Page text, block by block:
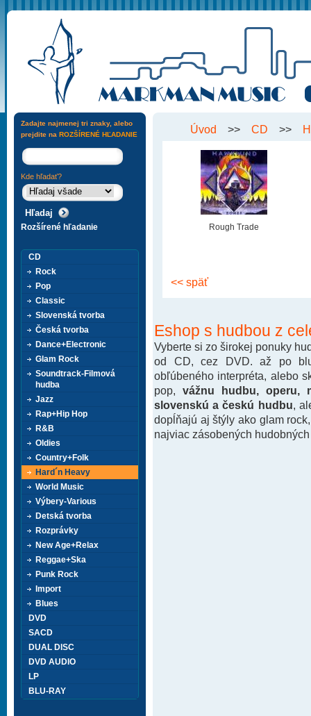
Úvod >> CD >>
Rough Trade
<< späť
Eshop s hudbou z
Vyberte si zo širokej ponuky
od CD, cez DVD. až po
obľúbeného interpréta, alebo
pop, vážnu hudbu, operu,
slovenskú a českú hudbu ,
dopĺňajú aj štýly ako glam
najviac zásobených
Zadajte najmenej tri znaky, alebo
prejdite na ROZŠÍRENÉ HĽADANIE
Kde hľadať?
Rozšírené hľadanie
CD
Rock
Pop
Classic
Slovenská tvorba
Česká tvorba
Dance+Electronic
Glam Rock
Soundtrack-Filmová
hudba
Jazz
Rap+Hip Hop
R&B
Oldies
Country+Folk
Hard´n Heavy
World Music
Výbery-Various
Detská tvorba
Rozprávky
New Age+Relax
Reggae+Ska
Punk Rock
Import
Blues
DVD
SACD
DUAL DISC
DVD AUDIO
LP
BLU-RAY